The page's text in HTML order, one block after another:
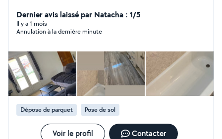
et la gestion locative, je vous propose des prestations
complètes et personnalisées à Talence et Bordeaux.
Nettoyage complet maison et appartement Salle de
linge de lit Service spécial Airbnb (ménage après départ,
préparation du logement, changement des draps)
Personne ponctuelle, discrète et soigneuse. Travail
rapide et efficace. Disponible en semaine et week-end.
Disponible immédiatement. Contact par message.
Dernier avis laissé par Natacha : 1/5
Il y a 1 mois
Annulation à la dernière minute
Dépose de parquet Pose de sol
Voir le profil Contacter